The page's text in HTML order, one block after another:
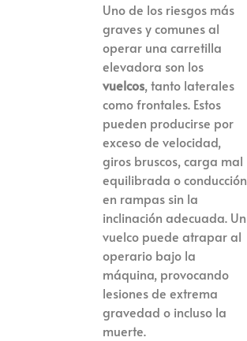
Uno de los riesgos más
graves y comunes al
operar una carretilla
elevadora son los
vuelcos, tanto laterales
como frontales. Estos
pueden producirse por
exceso de velocidad,
giros bruscos, carga mal
equilibrada o conducción
en rampas sin la
inclinación adecuada. Un
vuelco puede atrapar al
operario bajo la
máquina, provocando
lesiones de extrema
gravedad o incluso la
muerte.